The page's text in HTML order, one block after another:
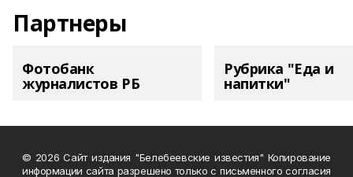
Партнеры
Фотобанк
журналистов РБ
Рубрика "Еда и
напитки"
© 2026 Сайт издания "Белебеевские известия" Копирование
информации сайта разрешено только с письменного согласия